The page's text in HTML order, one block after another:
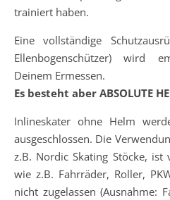
trainiert haben.
Eine vollständige
Ellenbogenschützer) wird
Deinem Ermessen.
Es besteht aber ABSOLUTE
Inlineskater ohne Helm
ausgeschlossen. Die
z.B. Nordic Skating Stöcke, ist
wie z.B. Fahrräder, Roller,
nicht zugelassen (Ausnahme: